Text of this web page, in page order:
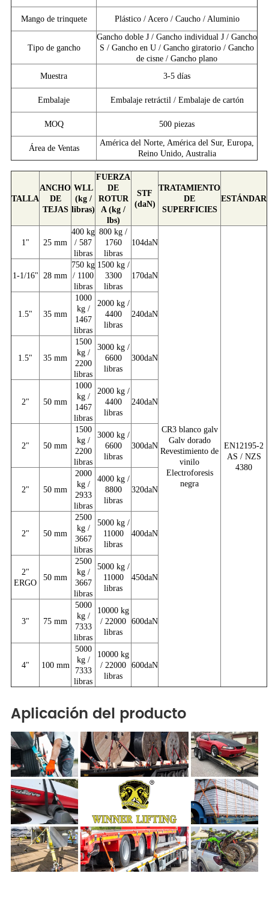
Mango de trinquete Plástico / Acero / Caucho / Aluminio
Tipo de gancho
Gancho doble J / Gancho individual J / Gancho
S / Gancho en U / Gancho giratorio / Gancho
de cisne / Gancho plano
Muestra
3-5 días
Embalaje Embalaje retráctil / Embalaje de cartón
MOQ 500 piezas
Área de Ventas
América del Norte, América del Sur, Europa,
Reino Unido, Australia
TALLA
ANCHO
DE
TEJAS
WLL
(kg /
libras)
FUERZA
DE
ROTUR
A (kg /
lbs)
STF
(daN)
TRATAMIENTO
DE
SUPERFICIES
ESTÁNDAR
1" 25 mm
400 kg
/ 587
libras
800 kg /
1760
libras
104daN
CR3 blanco galv
Galv dorado
Revestimiento de
vinilo
Electroforesis
negra
EN12195-2
AS / NZS
4380
1-1/16" 28 mm
750 kg
/ 1100
libras
1500 kg /
3300
libras
170daN
1.5" 35 mm
1000
kg /
1467
libras
2000 kg /
4400
libras
240daN
1.5" 35 mm
1500
kg /
2200
libras
3000 kg /
6600
libras
300daN
2" 50 mm
1000
kg /
1467
libras
2000 kg /
4400
libras
240daN
2" 50 mm
1500
kg /
2200
libras
3000 kg /
6600
libras
300daN
2" 50 mm
2000
kg /
2933
libras
4000 kg /
8800
libras
320daN
2" 50 mm
2500
kg /
3667
libras
5000 kg /
11000
libras
400daN
2"
ERGO
50 mm
2500
kg /
3667
libras
5000 kg /
11000
libras
450daN
3" 75 mm
5000
kg /
7333
libras
10000 kg
/ 22000
libras
600daN
4" 100 mm
5000
kg /
7333
libras
10000 kg
/ 22000
libras
600daN
Aplicación del producto